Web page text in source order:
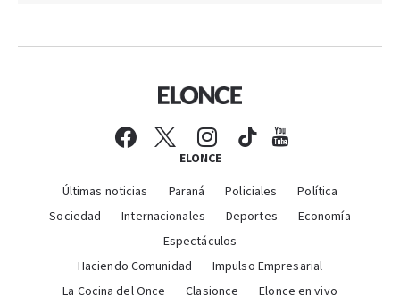
ELONCE
Últimas noticias Paraná Policiales
Política
Sociedad
Internacionales Deportes
Economía
Espectáculos
Haciendo Comunidad
Impulso Empresarial
La Cocina del Once
Clasionce Elonce en vivo